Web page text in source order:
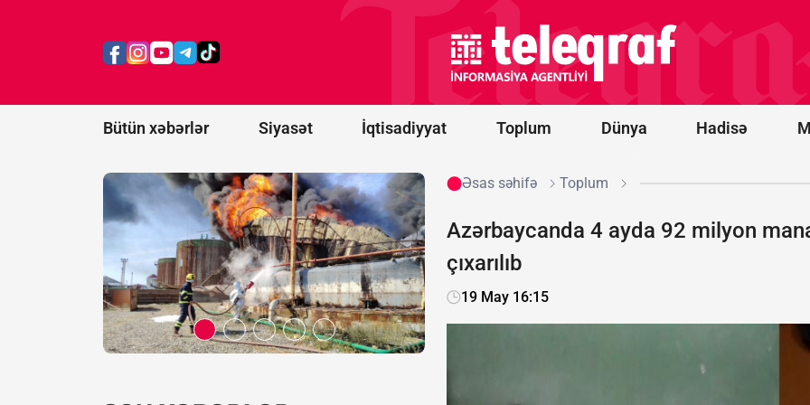
Bütün xəbərlər Siyasət İqtisadiyyat Toplum Dünya Hadisə
rayonunda
FOTO/VİDEO
prosesi
artıq
praktiki
nəticələr
mərhələsinə
RƏY
Əsas səhifə Toplum
Azərbaycanda 4 ayda 92 milyon
çıxarılıb
19 May 16:15